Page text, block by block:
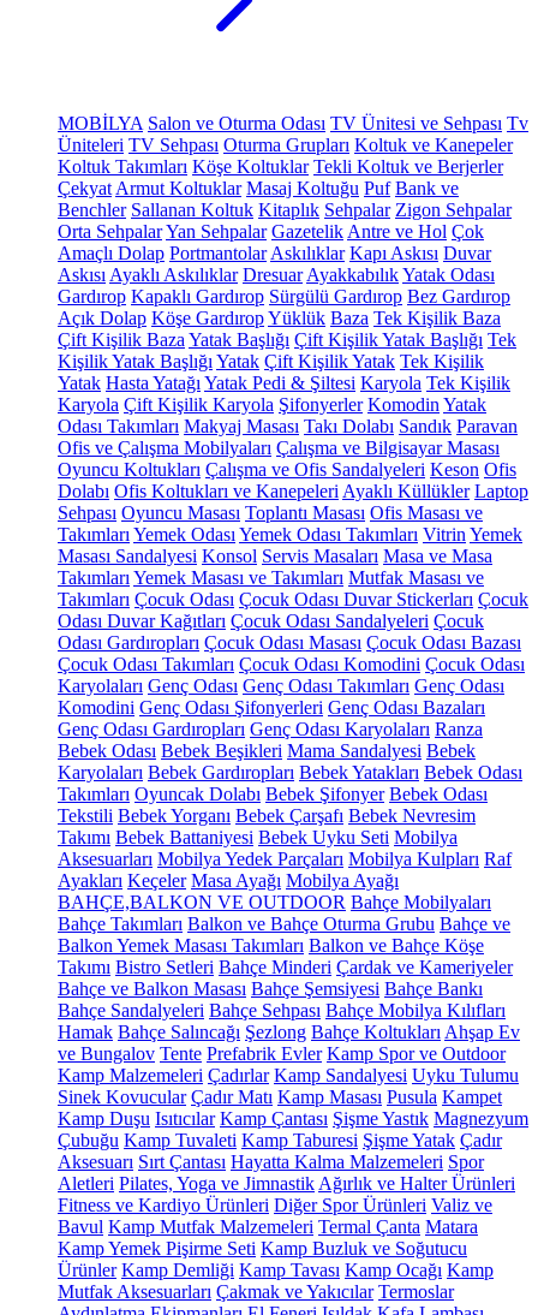
MOBİLYA Salon ve Oturma Odası TV Ünitesi ve Sehpası Tv
Üniteleri TV Sehpası Oturma Grupları Koltuk ve Kanepeler
Koltuk Takımları Köşe Koltuklar Tekli Koltuk ve Berjerler
Çekyat Armut Koltuklar Masaj Koltuğu Puf Bank ve
Benchler Sallanan Koltuk Kitaplık Sehpalar Zigon Sehpalar
Orta SehpalarYan Sehpalar Gazetelik Antre ve Hol Çok
Amaçlı Dolap Portmantolar Askılıklar Kapı Askısı Duvar
Askısı Ayaklı Askılıklar Dresuar AyakkabılıkYatak Odası
Gardırop Kapaklı Gardırop Sürgülü Gardırop Bez Gardırop
Açık Dolap Köşe GardıropYüklük Baza Tek Kişilik Baza
Çift Kişilik Baza Yatak Başlığı Çift Kişilik Yatak Başlığı Tek
Kişilik Yatak Başlığı Yatak Çift Kişilik Yatak Tek Kişilik
Yatak Hasta Yatağı Yatak Pedi & Şiltesi Karyola Tek Kişilik
Karyola Çift Kişilik Karyola Şifonyerler Komodin Yatak
Odası Takımları Makyaj Masası Takı Dolabı Sandık Paravan
Ofis ve Çalışma Mobilyaları Çalışma ve Bilgisayar Masası
Oyuncu Koltukları Çalışma ve Ofis Sandalyeleri Keson Ofis
Dolabı Ofis Koltukları ve Kanepeleri Ayaklı Küllükler Laptop
Sehpası Oyuncu Masası Toplantı Masası Ofis Masası ve
Takımları Yemek Odası Yemek Odası Takımları Vitrin Yemek
Masası Sandalyesi Konsol Servis Masaları Masa ve Masa
Takımları Yemek Masası ve Takımları Mutfak Masası ve
Takımları Çocuk Odası Çocuk Odası Duvar Stickerları Çocuk
Odası Duvar Kağıtları Çocuk Odası Sandalyeleri Çocuk
Odası Gardıropları Çocuk Odası Masası Çocuk Odası Bazası
Çocuk Odası Takımları Çocuk Odası Komodini Çocuk Odası
Karyolaları Genç Odası Genç Odası Takımları Genç Odası
Komodini Genç Odası Şifonyerleri Genç Odası Bazaları
Genç Odası Gardıropları Genç Odası Karyolaları Ranza
Bebek Odası Bebek Beşikleri Mama Sandalyesi Bebek
Karyolaları Bebek Gardıropları Bebek Yatakları Bebek Odası
Takımları Oyuncak Dolabı Bebek Şifonyer Bebek Odası
Tekstili Bebek Yorganı Bebek Çarşafı Bebek Nevresim
Takımı Bebek Battaniyesi Bebek Uyku Seti Mobilya
Aksesuarları Mobilya Yedek Parçaları Mobilya Kulpları Raf
Ayakları Keçeler Masa Ayağı Mobilya Ayağı
BAHÇE,BALKON VE OUTDOOR Bahçe Mobilyaları
Bahçe Takımları Balkon ve Bahçe Oturma Grubu Bahçe ve
Balkon Yemek Masası Takımları Balkon ve Bahçe Köşe
Takımı Bistro Setleri Bahçe Minderi Çardak ve Kameriyeler
Bahçe ve Balkon Masası Bahçe Şemsiyesi Bahçe Bankı
Bahçe Sandalyeleri Bahçe Sehpası Bahçe Mobilya Kılıfları
Hamak Bahçe Salıncağı Şezlong Bahçe Koltukları Ahşap Ev
ve Bungalov Tente Prefabrik Evler Kamp Spor ve Outdoor
Kamp Malzemeleri Çadırlar Kamp Sandalyesi Uyku Tulumu
Sinek Kovucular Çadır Matı Kamp Masası Pusula Kampet
Kamp Duşu Isıtıcılar Kamp Çantası Şişme Yastık Magnezyum
Çubuğu Kamp Tuvaleti Kamp Taburesi Şişme Yatak Çadır
Aksesuarı Sırt Çantası Hayatta Kalma Malzemeleri Spor
Aletleri Pilates, Yoga ve Jimnastik Ağırlık ve Halter Ürünleri
Fitness ve Kardiyo Ürünleri Diğer Spor Ürünleri Valiz ve
Bavul Kamp Mutfak Malzemeleri Termal Çanta Matara
Kamp Yemek Pişirme Seti Kamp Buzluk ve Soğutucu
Ürünler Kamp Demliği Kamp Tavası Kamp Ocağı Kamp
Mutfak Aksesuarları Çakmak ve Yakıcılar Termoslar